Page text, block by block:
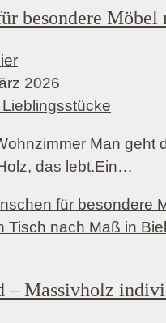
besondere
2026
Man
das lebt.Ein…
für besondere
– Massivholz